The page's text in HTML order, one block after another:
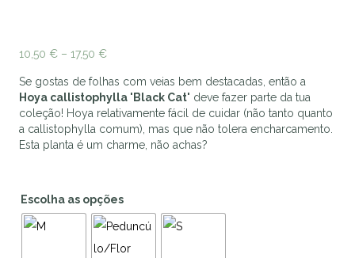
10,50 € – 17,50 €Price
10,50 €
through
17,50 €
Se gostas de folhas com veias bem destacadas, então a
Hoya callistophylla 'Black Cat' deve fazer parte da tua
coleção! Hoya relativamente fácil de cuidar (não tanto quanto
a callistophylla comum), mas que não tolera encharcamento.
Esta planta é um charme, não achas?
Escolha as opções